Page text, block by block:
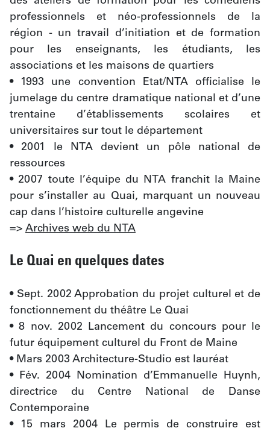
professionnels et néo-professionnels de la
région - un travail d’initiation et de formation
pour les enseignants, les étudiants, les
associations et les maisons de quartiers
• 1993 une convention Etat/NTA officialise le
jumelage du centre dramatique national et d’une
trentaine d’établissements scolaires et
universitaires sur tout le département
• 2001 le NTA devient un pôle national de
ressources
• 2007 toute l’équipe du NTA franchit la Maine
pour s’installer au Quai, marquant un nouveau
cap dans l’histoire culturelle angevine
=> Archives web du NTA
Le Quai en quelques dates
• Sept. 2002 Approbation du projet culturel et de
fonctionnement du théâtre Le Quai
• 8 nov. 2002 Lancement du concours pour le
futur équipement culturel du Front de Maine
• Mars 2003 Architecture-Studio est lauréat
• Fév. 2004 Nomination d’Emmanuelle Huynh,
directrice du Centre National de Danse
Contemporaine
• 15 mars 2004 Le permis de construire est